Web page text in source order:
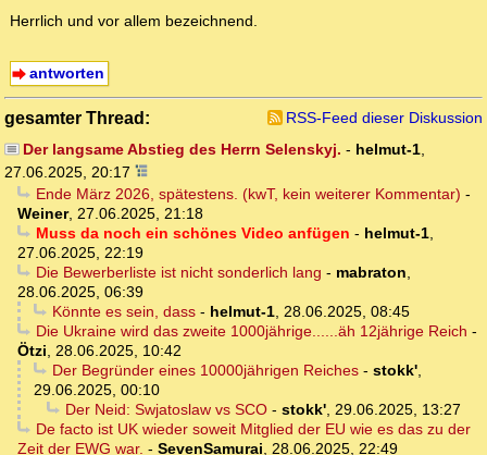
Herrlich und vor allem bezeichnend.
antworten
gesamter Thread:
RSS-Feed dieser Diskussion
Der langsame Abstieg des Herrn Selenskyj. - helmut-1,
27.06.2025, 20:17
Ende März 2026, spätestens. (kwT, kein weiterer Kommentar) -
Weiner, 27.06.2025, 21:18
Muss da noch ein schönes Video anfügen - helmut-1,
27.06.2025, 22:19
Die Bewerberliste ist nicht sonderlich lang - mabraton,
28.06.2025, 06:39
Könnte es sein, dass- helmut-1, 28.06.2025, 08:45
Die Ukraine wird das zweite 1000jährige......äh 12jährige Reich -
Ötzi, 28.06.2025, 10:42
Der Begründer eines 10000jährigen Reiches- stokk',
29.06.2025, 00:10
Der Neid: Swjatoslaw vs SCO- stokk', 29.06.2025, 13:27
De facto ist UK wieder soweit Mitglied der EU wie es das zu der
Zeit der EWG war. - SevenSamurai, 28.06.2025, 22:49